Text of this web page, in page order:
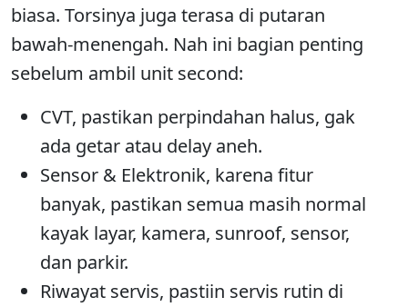
biasa. Torsinya juga terasa di putaran
bawah-menengah. Nah ini bagian penting
sebelum ambil unit second:
CVT, pastikan perpindahan halus, gak
ada getar atau delay aneh.
Sensor & Elektronik, karena fitur
banyak, pastikan semua masih normal
kayak layar, kamera, sunroof, sensor,
dan parkir.
Riwayat servis, pastiin servis rutin di